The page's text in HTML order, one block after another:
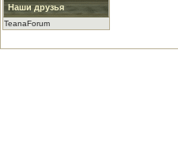
Наши друзья
TeanaForum